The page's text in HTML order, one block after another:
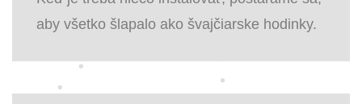
aby všetko šlapalo ako švajčiarske hodinky.